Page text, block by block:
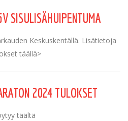
SISULISÄHUIPENTUMA
Keskuskentällä. Lisätietoja
täällä>
2024 TULOKSET
täältä